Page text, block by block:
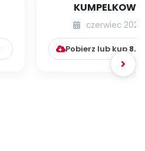
KUMPELKOWO
czerwiec 2026
Pobierz lub kup